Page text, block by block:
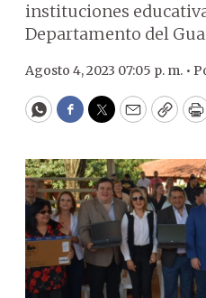
instituciones
Departamento del
Agosto 4, 2023 07:05 p. m. •
WhatsApp
Facebook
Twitter
EmailCopy